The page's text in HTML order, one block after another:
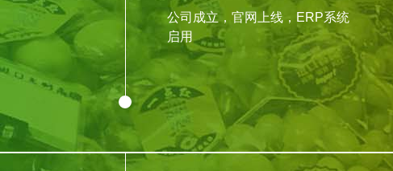
公司成立，官网上线，ERP系统
启用